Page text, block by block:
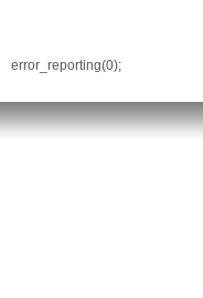
error_reporting(0);